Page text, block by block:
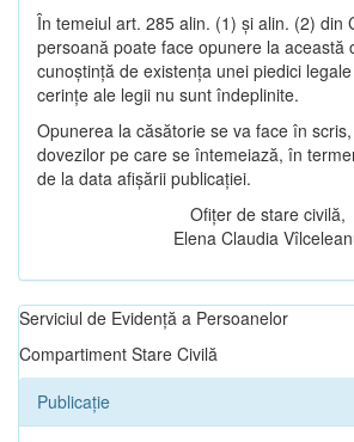
În temeiul art. 285 alin. (1) și alin. (2) din
persoană poate face opunere la această
cunoștință de existența unei piedici
cerințe ale legii nu sunt îndeplinite.
Opunerea la căsătorie se va face în
dovezilor pe care se întemeiază, în
de la data afișării publicației.
Ofițer de stare civilă,
Elena Claudia
Serviciul de Evidență a Persoanelor
Compartiment Stare Civilă
Publicație